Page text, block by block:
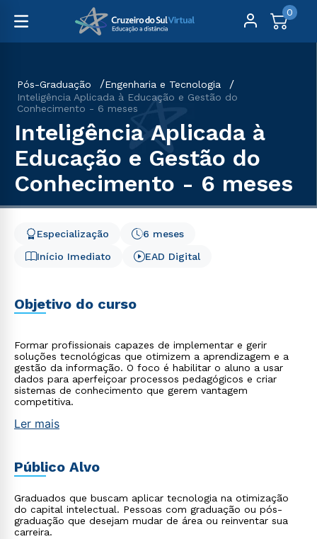
0
Pós-Graduação
Engenharia e Tecnologia
Inteligência Aplicada à Educação e Gestão do
Conhecimento - 6 meses
Inteligência Aplicada à
Educação e Gestão do
Conhecimento - 6 meses
Início Imediato
6 meses
Especialização
EAD Digital
Objetivo do curso
Formar profissionais capazes de implementar e gerir
soluções tecnológicas que otimizem a aprendizagem e a
gestão da informação. O foco é habilitar o aluno a usar
dados para aperfeiçoar processos pedagógicos e criar
sistemas de conhecimento que gerem vantagem
competitiva.
Ler mais
Público Alvo
Graduados que buscam aplicar tecnologia na otimização
do capital intelectual. Pessoas com graduação ou pós-
graduação que desejam mudar de área ou reinventar sua
carreira.